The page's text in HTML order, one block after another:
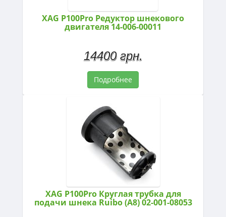
XAG P100Pro Редуктор шнекового
двигателя 14-006-00011
14400 грн.
Подробнее
XAG P100Pro Круглая трубка для
подачи шнека Ruibo (A8) 02-001-08053